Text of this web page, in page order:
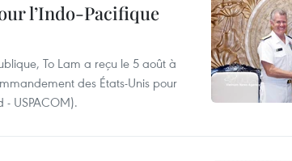
l’Indo-Pacifique
To Lam a reçu le 5 août à
des États-Unis pour
- USPACOM).